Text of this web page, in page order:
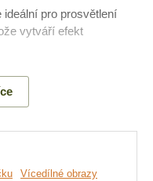
pro prosvětlení
vytváří efekt
Vícedílné obrazy